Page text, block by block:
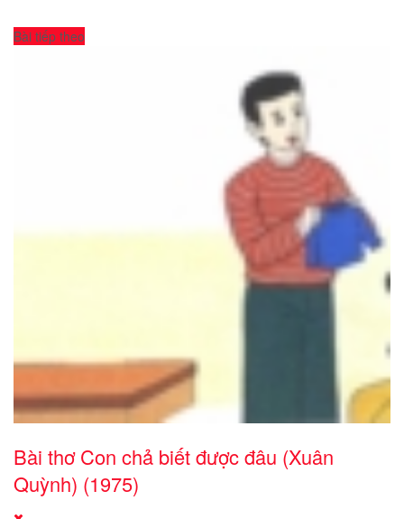
Bài tiếp theo
Bài thơ Con chả biết được đâu (Xuân
Quỳnh) (1975)